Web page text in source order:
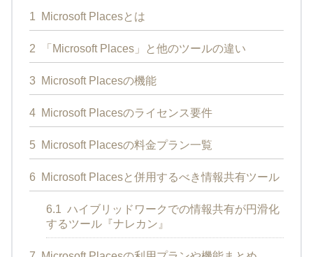
1 Microsoft Placesとは
2 「Microsoft Places」と他のツールの違い
3 Microsoft Placesの機能
4 Microsoft Placesのライセンス要件
5 Microsoft Placesの料金プラン一覧
6 Microsoft Placesと併用するべき情報共有ツール
6.1 ハイブリッドワークでの情報共有が円滑化
するツール『ナレカン』